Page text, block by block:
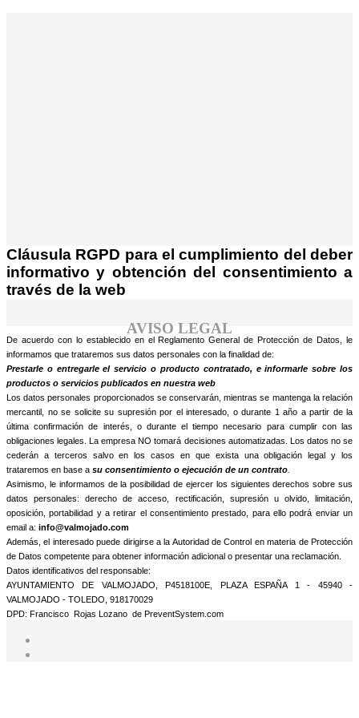
Cláusula RGPD para el cumplimiento del deber
informativo y obtención del consentimiento a
AVISO LEGAL
De acuerdo con lo establecido en el Reglamento General de Protección de Datos, le
informamos que trataremos sus datos personales con la finalidad de:
Prestarle o entregarle el servicio o producto contratado, e informarle sobre los
productos o servicios publicados en nuestra web
Los datos personales proporcionados se conservarán, mientras se mantenga la relación
mercantil, no se solicite su supresión por el interesado, o durante 1 año a partir de la
última confirmación de interés, o durante el tiempo necesario para cumplir con las
obligaciones legales. La empresa NO tomará decisiones automatizadas. Los datos no se
cederán a terceros salvo en los casos en que exista una obligación legal y los
trataremos en base asu consentimiento o ejecución de un contrato .
Asimismo, le informamos de la posibilidad de ejercer los siguientes derechos sobre sus
datos personales: derecho de acceso, rectificación, supresión u olvido, limitación,
oposición, portabilidad y a retirar el consentimiento prestado, para ello podrá enviar un
email a:info@valmojado.com
Además, el interesado puede dirigirse a la Autoridad de Control en materia de Protección
de Datos competente para obtener información adicional o presentar una reclamación.
Datos identificativos del responsable:
AYUNTAMIENTO DE VALMOJADO, P4518100E, PLAZA ESPAÑA 1 - 45940 -